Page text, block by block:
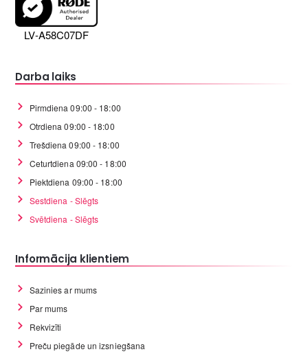
LV-A58C07DF
Darba laiks
Pirmdiena 09:00 - 18:00
Otrdiena 09:00 - 18:00
Trešdiena 09:00 - 18:00
Ceturtdiena 09:00 - 18:00
Piektdiena 09:00 - 18:00
Sestdiena - Slēgts
Svētdiena - Slēgts
Informācija klientiem
Sazinies ar mums
Par mums
Rekvizīti
Preču piegāde un izsniegšana